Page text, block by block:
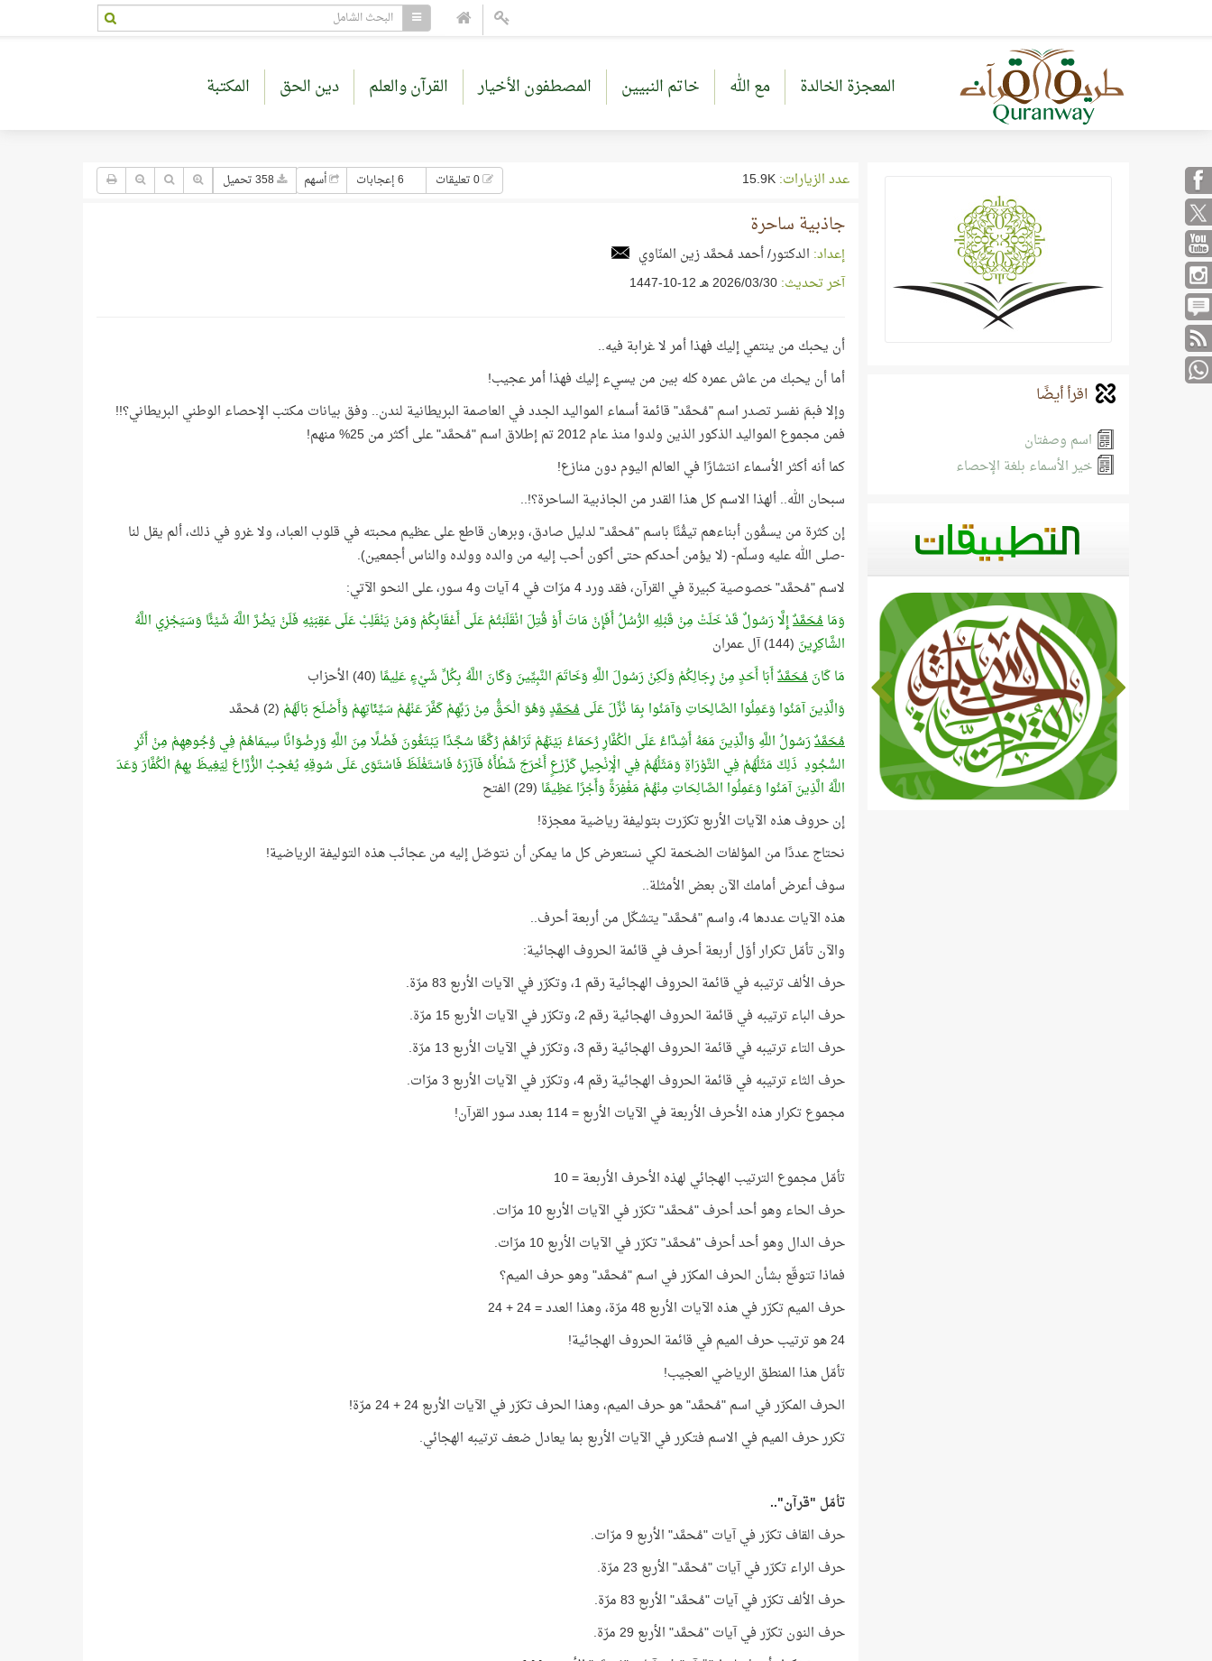
المعجزة الخالدة مع الله خاتم النبيين المصطفون الأخيار القرآن والعلم دين الحق المكتبة
اقرأ أيضًا
اسم وصفتان
خير الأسماء بلغة الإحصاء
عدد الزيارات: 6 إعجابات أسهم
جاذبية ساحرة
إعداد: الدكتور/ أحمد مُحمَّد زين المنّاوي
آخر تحديث:30‏/03‏/2026 هـ 12-10-1447
أن يحبك من ينتمي إليك فهذا أمر لا غرابة فيه..
أما أن يحبك من عاش عمره كله بين من يسيء إليك فهذا أمر عجيب!
وإلا فبمَ نفسر تصدر اسم "مُحمَّد" قائمة أسماء المواليد الجدد في العاصمة البريطانية لندن.. وفق بيانات مكتب الإحصاء الوطني البريطاني؟!!
فمن مجموع المواليد الذكور الذين ولدوا منذ عام 2012 تم إطلاق اسم "مُحمَّد" على أكثر من 25% منهم!
كما أنه أكثر الأسماء انتشارًا في العالم اليوم دون منازع!
سبحان الله.. ألهذا الاسم كل هذا القدر من الجاذبية الساحرة؟!..
إن كثرة من يسمُّون أبناءهم تيمُّنًا باسم "مُحمَّد" لدليل صادق، وبرهان قاطع على عظيم محبته في قلوب العباد، ولا غرو في ذلك، ألم يقل لنا
-صلى الله عليه وسلّم- (لا يؤمن أحدكم حتى أكون أحب إليه من والده وولده والناس أجمعين).
لاسم "مُحمَّد" خصوصية كبيرة في القرآن، فقد ورد 4 مرّات في 4 آيات و4 سور، على النحو الآتي:
وَمَامُحَمَّدٌإِلَّا رَسُولٌ قَدْ خَلَتْ مِنْ قَبْلِهِ الرُّسُلُ أَفَإِنْ مَاتَ أَوْ قُتِلَ انْقَلَبْتُمْ عَلَى أَعْقَابِكُمْ وَمَنْ يَنْقَلِبْ عَلَى عَقِبَيْهِ فَلَنْ يَضُرَّ اللَّهَ شَيْئًا وَسَيَجْزِي اللَّهُ
الشَّاكِرِينَ (144) آل عمران
مَا كَانَمُحَمَّدٌأَبَا أَحَدٍ مِنْ رِجَالِكُمْ وَلَكِنْ رَسُولَ اللَّهِ وَخَاتَمَ النَّبِيِّينَ وَكَانَ اللَّهُ بِكُلِّ شَيْءٍ عَلِيمًا (40) الأحزاب
وَالَّذِينَ آمَنُوا وَعَمِلُوا الصَّالِحَاتِ وَآمَنُوا بِمَا نُزِّلَ عَلَىمُحَمَّدٍوَهُوَ الْحَقُّ مِنْ رَبِّهِمْ كَفَّرَ عَنْهُمْ سَيِّئَاتِهِمْ وَأَصْلَحَ بَالَهُمْ (2) مُحمَّد
مُحَمَّدٌرَسُولُ اللَّهِ وَالَّذِينَ مَعَهُ أَشِدَّاءُ عَلَى الْكُفَّارِ رُحَمَاءُ بَيْنَهُمْ تَرَاهُمْ رُكَّعًا سُجَّدًا يَبْتَغُونَ فَضْلًا مِنَ اللَّهِ وَرِضْوَانًا سِيمَاهُمْ فِي وُجُوهِهِمْ مِنْ أَثَرِ
السُّجُودِ ذَلِكَ مَثَلُهُمْ فِي التَّوْرَاةِ وَمَثَلُهُمْ فِي الْإِنْجِيلِ كَزَرْعٍ أَخْرَجَ شَطْأَهُ فَآزَرَهُ فَاسْتَغْلَظَ فَاسْتَوَى عَلَى سُوقِهِ يُعْجِبُ الزُّرَّاعَ لِيَغِيظَ بِهِمُ الْكُفَّارَ وَعَدَ
اللَّهُ الَّذِينَ آمَنُوا وَعَمِلُوا الصَّالِحَاتِ مِنْهُمْ مَغْفِرَةً وَأَجْرًا عَظِيمًا (29) الفتح
إن حروف هذه الآيات الأربع تكرّرت بتوليفة رياضية معجزة!
نحتاج عددًا من المؤلفات الضخمة لكي نستعرض كل ما يمكن أن نتوصّل إليه من عجائب هذه التوليفة الرياضية!
سوف أعرض أمامك الآن بعض الأمثلة..
هذه الآيات عددها 4، واسم "مُحمَّد" يتشكّل من أربعة أحرف..
والآن تأمّل تكرار أوّل أربعة أحرف في قائمة الحروف الهجائية:
حرف الألف ترتيبه في قائمة الحروف الهجائية رقم 1، وتكرّر في الآيات الأربع 83 مرّة.
حرف الباء ترتيبه في قائمة الحروف الهجائية رقم 2، وتكرّر في الآيات الأربع 15 مرّة.
حرف التاء ترتيبه في قائمة الحروف الهجائية رقم 3، وتكرّر في الآيات الأربع 13 مرّة.
حرف الثاء ترتيبه في قائمة الحروف الهجائية رقم 4، وتكرّر في الآيات الأربع 3 مرّات.
مجموع تكرار هذه الأحرف الأربعة في الآيات الأربع = 114 بعدد سور القرآن!
تأمّل مجموع الترتيب الهجائي لهذه الأحرف الأربعة = 10
حرف الحاء وهو أحد أحرف "مُحمَّد" تكرّر في الآيات الأربع 10 مرّات.
حرف الدال وهو أحد أحرف "مُحمَّد" تكرّر في الآيات الأربع 10 مرّات.
فماذا تتوقّع بشأن الحرف المكرّر في اسم "مُحمَّد" وهو حرف الميم؟
حرف الميم تكرّر في هذه الآيات الأربع 48 مرّة، وهذا العدد = 24 + 24
24 هو ترتيب حرف الميم في قائمة الحروف الهجائية!
تأمّل هذا المنطق الرياضي العجيب!
الحرف المكرّر في اسم "مُحمَّد" هو حرف الميم، وهذا الحرف تكرّر في الآيات الأربع 24 + 24 مرّة!
تكرر حرف الميم في الاسم فتكرر في الآيات الأربع بما يعادل ضعف ترتيبه الهجائي.
تأمّل "قرآن"..
حرف القاف تكرّر في آيات "مُحمَّد" الأربع 9 مرّات.
حرف الراء تكرّر في آيات "مُحمَّد" الأربع 23 مرّة.
حرف الألف تكرّر في آيات "مُحمَّد" الأربع 83 مرّة.
حرف النون تكرّر في آيات "مُحمَّد" الأربع 29 مرّة.